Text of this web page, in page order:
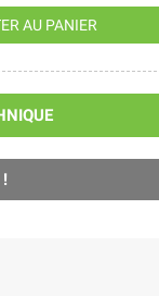
AU PANIER